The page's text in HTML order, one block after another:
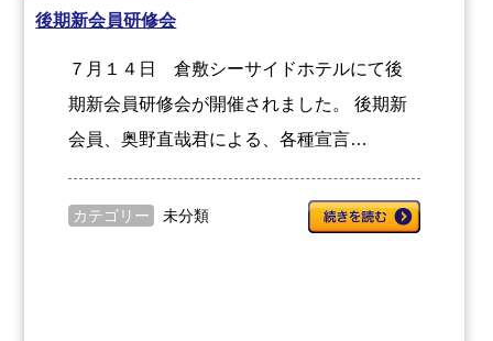
後期新会員研修会
７月１４日 倉敷シーサイドホテルにて後
期新会員研修会が開催されました。 後期新
会員、奥野直哉君による、各種宣言…
カテゴリー 未分類